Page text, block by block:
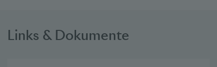
Links & Dokumente